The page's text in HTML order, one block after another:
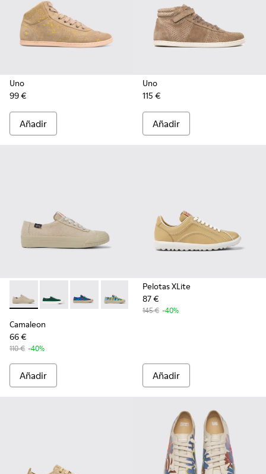
Uno
99 €
Añadir
Uno
115 €
Añadir
Camaleon - K201160-012 - Sneakers de cáñamo y algodón
Camaleon - K201160-024
Camaleon - K201160-016
Camaleon - K201160-014
Camaleon - K201160-011
Camaleon
66 €
110 € -40%
Añadir
Pelotas XLite
87 €
145 € -40%
Añadir